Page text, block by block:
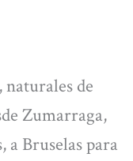
de
Zumarraga,
a Bruselas para